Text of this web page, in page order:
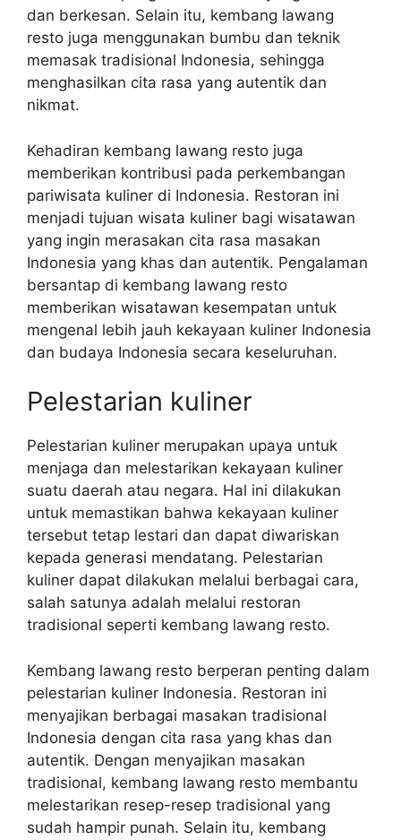
dan berkesan. Selain itu, kembang lawang
resto juga menggunakan bumbu dan teknik
memasak tradisional Indonesia, sehingga
menghasilkan cita rasa yang autentik dan
nikmat.
Kehadiran kembang lawang resto juga
memberikan kontribusi pada perkembangan
pariwisata kuliner di Indonesia. Restoran ini
menjadi tujuan wisata kuliner bagi wisatawan
yang ingin merasakan cita rasa masakan
Indonesia yang khas dan autentik. Pengalaman
bersantap di kembang lawang resto
memberikan wisatawan kesempatan untuk
mengenal lebih jauh kekayaan kuliner Indonesia
dan budaya Indonesia secara keseluruhan.
Pelestarian kuliner
Pelestarian kuliner merupakan upaya untuk
menjaga dan melestarikan kekayaan kuliner
suatu daerah atau negara. Hal ini dilakukan
untuk memastikan bahwa kekayaan kuliner
tersebut tetap lestari dan dapat diwariskan
kepada generasi mendatang. Pelestarian
kuliner dapat dilakukan melalui berbagai cara,
salah satunya adalah melalui restoran
tradisional seperti kembang lawang resto.
Kembang lawang resto berperan penting dalam
pelestarian kuliner Indonesia. Restoran ini
menyajikan berbagai masakan tradisional
Indonesia dengan cita rasa yang khas dan
autentik. Dengan menyajikan masakan
tradisional, kembang lawang resto membantu
melestarikan resep-resep tradisional yang
sudah hampir punah. Selain itu, kembang